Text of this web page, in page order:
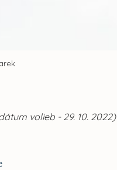
volieb - 29. 10. 2022)